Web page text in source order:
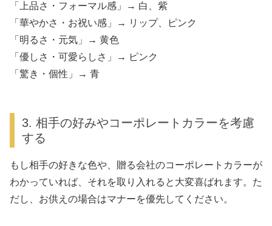
「上品さ・フォーマル感」→ 白、紫
「華やかさ・お祝い感」→ リップ、ピンク
「明るさ・元気」→ 黄色
「優しさ・可愛らしさ」→ ピンク
「驚き・個性」→ 青
3. 相手の好みやコーポレートカラーを考慮
する
もし相手の好きな色や、贈る会社のコーポレートカラーが
わかっていれば、それを取り入れると大変喜ばれます。た
だし、お供えの場合はマナーを優先してください。